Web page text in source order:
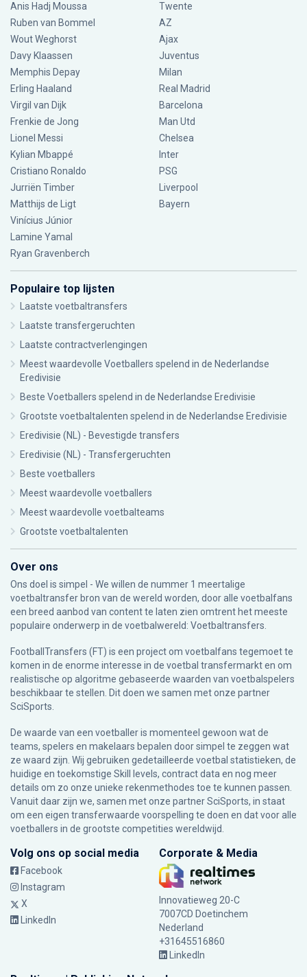
Anis Hadj Moussa
Ruben van Bommel
Wout Weghorst
Davy Klaassen
Memphis Depay
Erling Haaland
Virgil van Dijk
Frenkie de Jong
Lionel Messi
Kylian Mbappé
Cristiano Ronaldo
Jurriën Timber
Matthijs de Ligt
Vinícius Júnior
Lamine Yamal
Ryan Gravenberch
Twente
AZ
Ajax
Juventus
Milan
Real Madrid
Barcelona
Man Utd
Chelsea
Inter
PSG
Liverpool
Bayern
Populaire top lijsten
Laatste voetbaltransfers
Laatste transfergeruchten
Laatste contractverlengingen
Meest waardevolle Voetballers spelend in de Nederlandse
Eredivisie
Beste Voetballers spelend in de Nederlandse Eredivisie
Grootste voetbaltalenten spelend in de Nederlandse Eredivisie
Eredivisie (NL) - Bevestigde transfers
Eredivisie (NL) - Transfergeruchten
Beste voetballers
Meest waardevolle voetballers
Meest waardevolle voetbalteams
Grootste voetbaltalenten
Over ons
Ons doel is simpel - We willen de nummer 1 meertalige
voetbaltransfer bron van de wereld worden, door alle voetbalfans
een breed aanbod van content te laten zien omtrent het meeste
populaire onderwerp in de voetbalwereld: Voetbaltransfers.
FootballTransfers (FT) is een project om voetbalfans tegemoet te
komen in de enorme interesse in de voetbal transfermarkt en om
realistische op algoritme gebaseerde waarden van voetbalspelers
beschikbaar te stellen. Dit doen we samen met onze partner
SciSports
De waarde van een voetballer is momenteel gewoon wat de
teams, spelers en makelaars bepalen door simpel te zeggen wat
ze waard zijn. Wij gebruiken gedetailleerde voetbal statistieken, de
huidige en toekomstige Skill levels, contract data en nog meer
details om zo onze unieke rekenmethodes toe te kunnen passen.
Vanuit daar zijn we, samen met onze partner SciSports, in staat
om een eigen transferwaarde voorspelling te doen en dat voor alle
voetballers in de grootste competities wereldwijd.
Volg ons op social media
Facebook
Instagram
X
LinkedIn
Corporate & Media
Innovatieweg 20-C
7007CD Doetinchem
Nederland
+31645516860
LinkedIn